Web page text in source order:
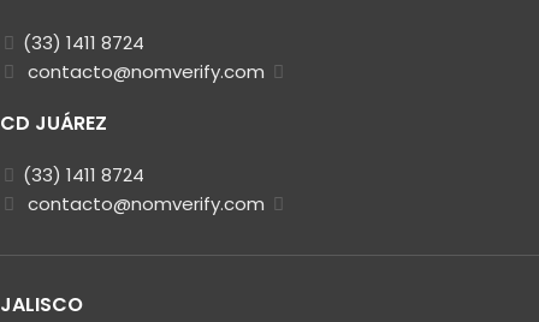
(33) 1411 8724
contacto@nomverify.com
CD JUÁREZ
(33) 1411 8724
contacto@nomverify.com
JALISCO